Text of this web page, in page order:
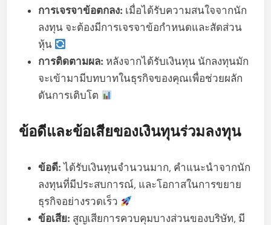
การเจรจาข้อตกลง: เมื่อได้รับความสนใจจากนัก
ลงทุน จะต้องมีการเจรจาข้อกำหนดและสัดส่วน
หุ้น
การติดตามผล: หลังจากได้รับเงินทุน นักลงทุนมัก
จะเข้ามามีบทบาทในธุรกิจของคุณเพื่อช่วยผลัก
ดันการเติบโต
ข้อดีและข้อเสียของเงินทุนร่วมลงทุน
ข้อดี: ได้รับเงินทุนจำนวนมาก, คำแนะนำจากนัก
ลงทุนที่มีประสบการณ์, และโอกาสในการขยาย
ธุรกิจอย่างรวดเร็ว
ข้อเสีย: สูญเสียการควบคุมบางส่วนของบริษัท, มี